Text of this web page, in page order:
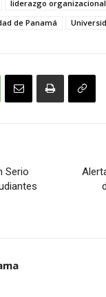
liderazgo organizacional
de Panamá
Serio